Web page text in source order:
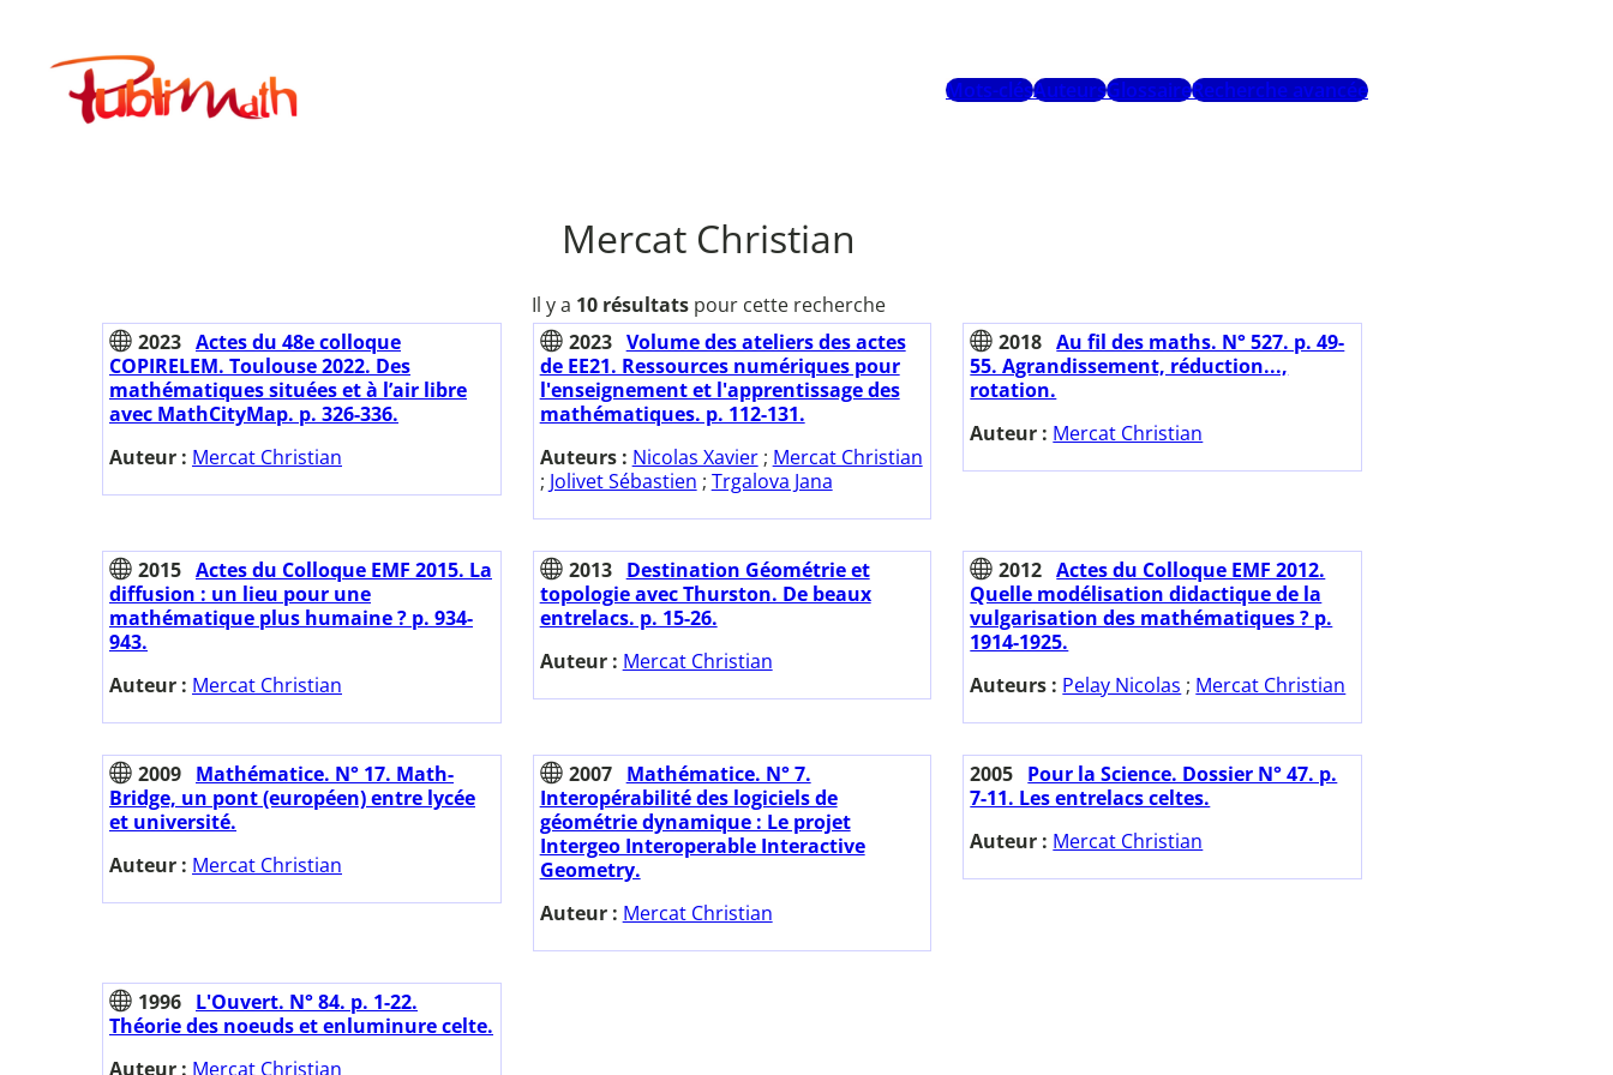
contenuPublimath
Mots-clésAuteursGlossaireRecherche avancée
Mercat Christian
Il y a 10 résultatspour cette recherche
2023 Actes du 48e colloque
COPIRELEM. Toulouse 2022. Des
mathématiques situées et à l’air libre
avec MathCityMap. p. 326-336.
Auteur : Mercat Christian
2023 Volume des ateliers des actes
de EE21. Ressources numériques pour
l'enseignement et l'apprentissage des
mathématiques. p. 112-131.
Auteurs : Nicolas Xavier; Mercat Christian
; Jolivet Sébastien ; Trgalova Jana
2018 Au fil des maths. N° 527. p. 49-
55. Agrandissement, réduction...,
rotation.
Auteur : Mercat Christian
2015 Actes du Colloque EMF 2015. La
diffusion : un lieu pour une
mathématique plus humaine ? p. 934-
943.
Auteur : Mercat Christian
2013
Destination Géométrie et
topologie avec Thurston. De beaux
entrelacs. p. 15-26.
Auteur : Mercat Christian
2012 Actes du Colloque EMF 2012.
Quelle modélisation didactique de la
vulgarisation des mathématiques ? p.
1914-1925.
Auteurs : Pelay Nicolas ; Mercat Christian
2009 Mathématice. N° 17. Math-
Bridge, un pont (européen) entre lycée
et université.
Auteur : Mercat Christian
2007
Mathématice. N° 7.
Interopérabilité des logiciels de
géométrie dynamique : Le projet
Intergeo Interoperable Interactive
Geometry.
Auteur : Mercat Christian
2005 Pour la Science. Dossier N° 47. p.
7-11. Les entrelacs celtes.
Auteur : Mercat Christian
1996 L'Ouvert. N° 84. p. 1-22.
Théorie des noeuds et enluminure celte.
Auteur : Mercat Christian